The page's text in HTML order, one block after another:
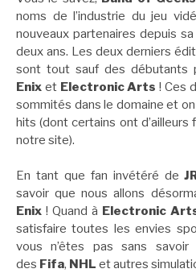
noms de l’industrie du jeu
nouveaux partenaires depuis
deux ans. Les deux derniers
sont tout sauf des débutants
Enix et Electronic Arts ! Ces
sommités dans le domaine et
hits (dont certains ont d’ailleurs
notre site).
En tant que fan invétéré de
savoir que nous allons
Enix ! Quand à Electronic
satisfaire toutes les envies
vous n’êtes pas sans savoir
des Fifa, NHL et autres